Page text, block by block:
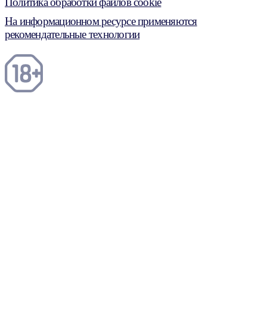
На информационном ресурсе применяются
рекомендательные технологии